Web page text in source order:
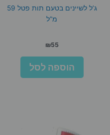
ג’ל לשיינים בטעם תות פטל 59
מ”ל
₪55
הוספה לסל